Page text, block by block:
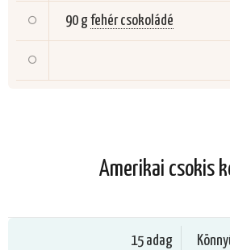
90 gfehér csokoládé
Amerikai csokis
15 adag